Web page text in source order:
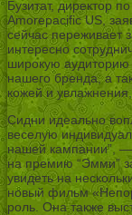
Бузитат, директор
Amorepacific US,
сейчас переживает
интересно
широкую аудиторию
нашего бренда, а
кожей и
Сидни идеально
веселую
нашей кампании”, —
на премию “Эмми”
увидеть на
новый фильм
роль. Она также